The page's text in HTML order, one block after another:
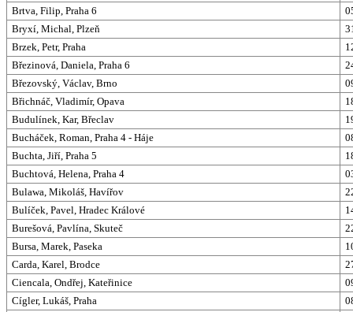
Brtva, Filip, Praha 6
Bryxí, Michal, Plzeň
Brzek, Petr, Praha
Březinová, Daniela, Praha 6
Březovský, Václav, Brno
Břichnáč, Vladimír, Opava
Budulínek, Kar, Břeclav
Bucháček, Roman, Praha 4 - Háje
Buchta, Jiří, Praha 5
Buchtová, Helena, Praha 4
Bulawa, Mikoláš, Havířov
Bulíček, Pavel, Hradec Králové
Burešová, Pavlína, Skuteč
Bursa, Marek, Paseka
Carda, Karel, Brodce
Ciencala, Ondřej, Kateřinice
Cígler, Lukáš, Praha